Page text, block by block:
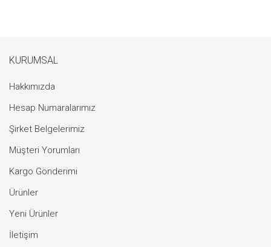
KURUMSAL
Hakkımızda
Hesap Numaralarımız
Şirket Belgelerimiz
Müşteri Yorumları
Kargo Gönderimi
Ürünler
Yeni Ürünler
İletişim